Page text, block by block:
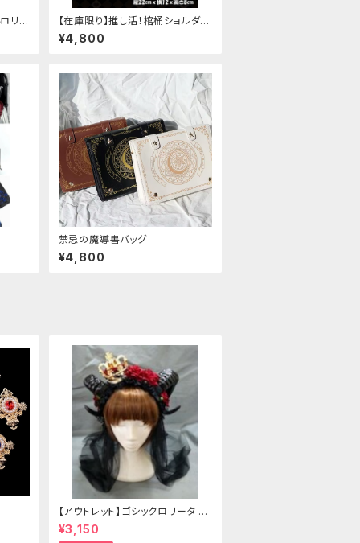
リ
ッ
【在庫限り】推し活！棺桶ショルダー
バッグ
¥4,800
禁忌の魔導書バッグ
¥4,800
【アウトレット】ゴシックロリータ ゴ
ールドクラウン＆ホーン(ヴェール
付き)
¥3,150